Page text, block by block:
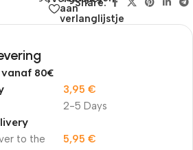
aan
verlanglijstje
Share:
80€
2-5 Days
3,95 €
to the
5,95 €